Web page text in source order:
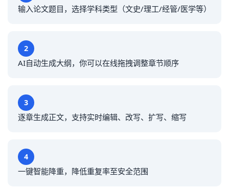
输入论文题目，选择学科类型（文史/理工/经管/医学等）
2
AI自动生成大纲，你可以在线拖拽调整章节顺序
3
逐章生成正文，支持实时编辑、改写、扩写、缩写
4
一键智能降重，降低重复率至安全范围